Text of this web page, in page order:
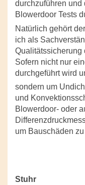
durchzuführen und
Blowerdoor Tests
Natürlich gehört
ich als
Qualitätssicherung
Sofern nicht nur
durchgeführt wird
sondern um
und
Blowerdoor- oder
um Bauschäden
Stuhr